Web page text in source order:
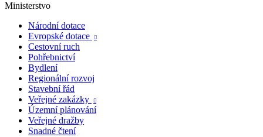
Ministerstvo
Národní dotace
Evropské dotace

Cestovní ruch
Pohřebnictví
Bydlení
Regionální rozvoj
Stavební řád
Veřejné zakázky

Územní plánování
Veřejné dražby
Snadné čtení